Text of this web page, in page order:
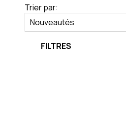
Trier par:
FILTRES